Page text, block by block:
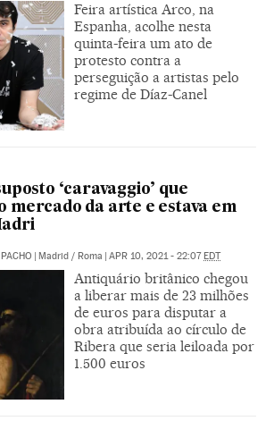
Feira artística Arco, na
Espanha, acolhe nesta
quinta-feira um ato de
protesto contra a
perseguição a artistas pelo
regime de Díaz-Canel
‘caravaggio’ que
mercado da arte e estava em
Madrid / Roma APR 10, 2021 - 22:07 EDT
Antiquário britânico chegou
a liberar mais de 23 milhões
de euros para disputar a
obra atribuída ao círculo de
Ribera que seria leiloada por
1.500 euros